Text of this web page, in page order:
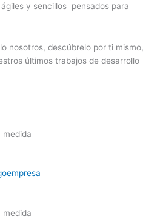
y sencillos pensados para
nosotros, descúbrelo por ti mismo,
últimos trabajos de desarrollo
medida
medida